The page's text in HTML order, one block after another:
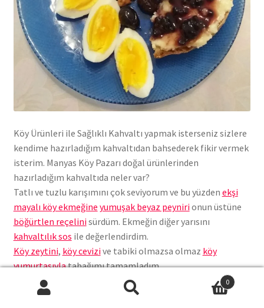
Köy Ürünleri ile Sağlıklı Kahvaltı yapmak isterseniz sizlere
kendime hazırladığım kahvaltıdan bahsederek fikir vermek
isterim. Manyas Köy Pazarı doğal ürünlerinden
hazırladığım kahvaltıda neler var?
Tatlı ve tuzlu karışımını çok seviyorum ve bu yüzden ekşi
mayalı köy ekmeğine yumuşak beyaz peynirionun üstüne
böğürtlen reçelinisürdüm. Ekmeğin diğer yarısını
kahvaltılık sos ile değerlendirdim.
Köy zeytini, köy cevizive tabiki olmazsa olmaz köy
yumurtasıylatabağımı tamamladım.
Köyümüz ve ürünlerimizle ilgili videoları izlemek için
0